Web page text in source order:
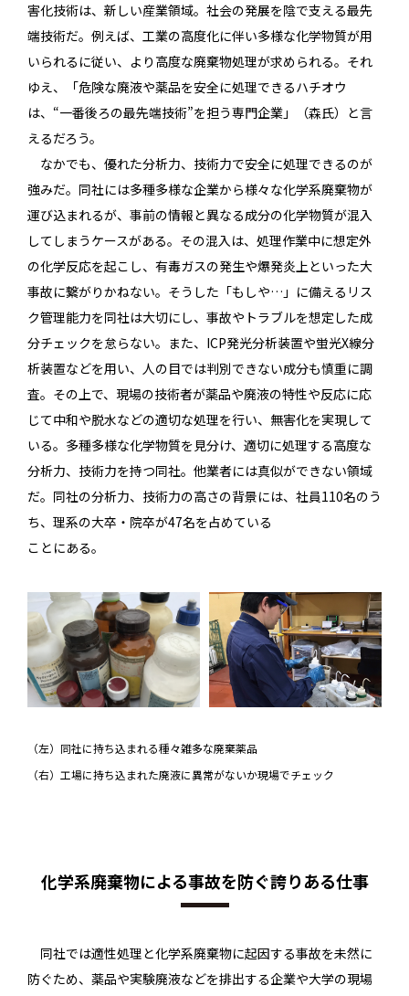
害化技術は、新しい産業領域。社会の発展を陰で支える最先
端技術だ。例えば、工業の高度化に伴い多様な化学物質が用
いられるに従い、より高度な廃棄物処理が求められる。それ
ゆえ、「危険な廃液や薬品を安全に処理できるハチオウ
は、“一番後ろの最先端技術”を担う専門企業」（森氏）と言
えるだろう。
なかでも、優れた分析力、技術力で安全に処理できるのが
強みだ。同社には多種多様な企業から様々な化学系廃棄物が
運び込まれるが、事前の情報と異なる成分の化学物質が混入
してしまうケースがある。その混入は、処理作業中に想定外
の化学反応を起こし、有毒ガスの発生や爆発炎上といった大
事故に繋がりかねない。そうした「もしや…」に備えるリス
ク管理能力を同社は大切にし、事故やトラブルを想定した成
分チェックを怠らない。また、ICP発光分析装置や蛍光X線分
析装置などを用い、人の目では判別できない成分も慎重に調
査。その上で、現場の技術者が薬品や廃液の特性や反応に応
じて中和や脱水などの適切な処理を行い、無害化を実現して
いる。多種多様な化学物質を見分け、適切に処理する高度な
分析力、技術力を持つ同社。他業者には真似ができない領域
だ。同社の分析力、技術力の高さの背景には、社員110名のう
ち、理系の大卒・院卒が47名を占めている
ことにある。
（左）同社に持ち込まれる種々雑多な廃棄薬品
（右）工場に持ち込まれた廃液に異常がないか現場でチェック
化学系廃棄物による事故を防ぐ誇りある仕事
同社では適性処理と化学系廃棄物に起因する事故を未然に
防ぐため、薬品や実験廃液などを排出する企業や大学の現場